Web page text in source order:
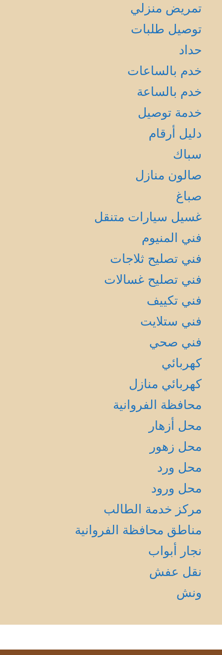
تمريض منزلي
توصيل طلبات
حداد
خدم بالساعات
خدم بالساعة
خدمة توصيل
دليل أرقام
سباك
صالون منازل
صباغ
غسيل سيارات متنقل
فني المنيوم
فني تصليح ثلاجات
فني تصليح غسالات
فني تكييف
فني ستلايت
فني صحي
كهربائي
كهربائي منازل
محافظة الفروانية
محل أزهار
محل زهور
محل ورد
محل ورود
مركز خدمة الطالب
مناطق محافظة الفروانية
نجار أبواب
نقل عفش
ونش